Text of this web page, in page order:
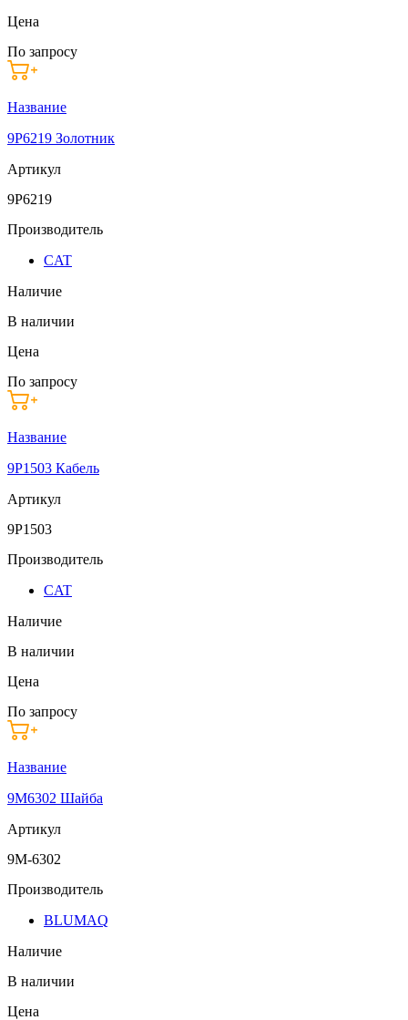
Цена
По запросу
Название
9P6219 Золотник
Артикул
9P6219
Производитель
CAT
Наличие
В наличии
Цена
По запросу
Название
9P1503 Кабель
Артикул
9P1503
Производитель
CAT
Наличие
В наличии
Цена
По запросу
Название
9M6302 Шайба
Артикул
9M-6302
Производитель
BLUMAQ
Наличие
В наличии
Цена